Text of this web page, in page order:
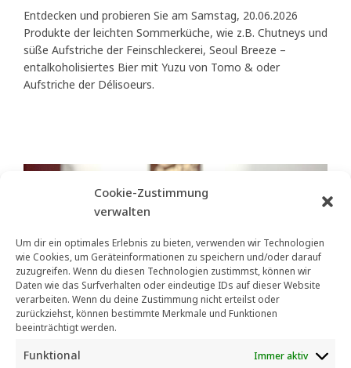
Cookie-Zustimmung
verwalten
Um dir ein optimales Erlebnis zu bieten, verwenden wir Technologien
wie Cookies, um Geräteinformationen zu speichern und/oder darauf
zuzugreifen. Wenn du diesen Technologien zustimmst, können wir
Daten wie das Surfverhalten oder eindeutige IDs auf dieser Website
verarbeiten. Wenn du deine Zustimmung nicht erteilst oder
zurückziehst, können bestimmte Merkmale und Funktionen
beeinträchtigt werden.
Funktional Immer aktiv
Entdecken und probieren Sie am Samstag, 20.06.2026
Produkte der leichten Sommerküche, wie z.B. Chutneys und
süße Aufstriche der Feinschleckerei, Seoul Breeze –
entalkoholisiertes Bier mit Yuzu von Tomo & oder
Aufstriche der Délisoeurs.